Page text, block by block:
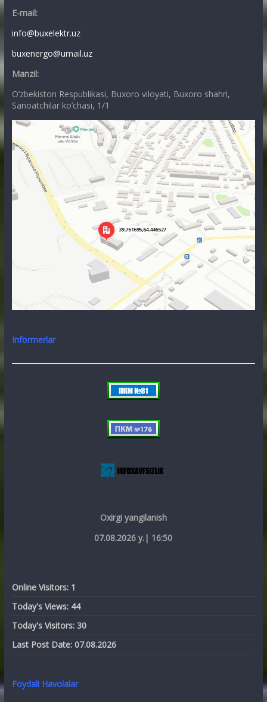
E-mail:
info@buxelektr.uz
buxenergo@umail.uz
Manzil:
O’zbekiston Respublikasi, Buxoro viloyati, Buxoro shahri,
Sanoatchilar ko’chasi, 1/1
Informerlar
Oxirgi yangilanish
07.08.2026 y.| 16:50
Online Visitors: 1
Today's Views: 44
Today's Visitors: 30
Last Post Date: 07.08.2026
Foydali Havolalar